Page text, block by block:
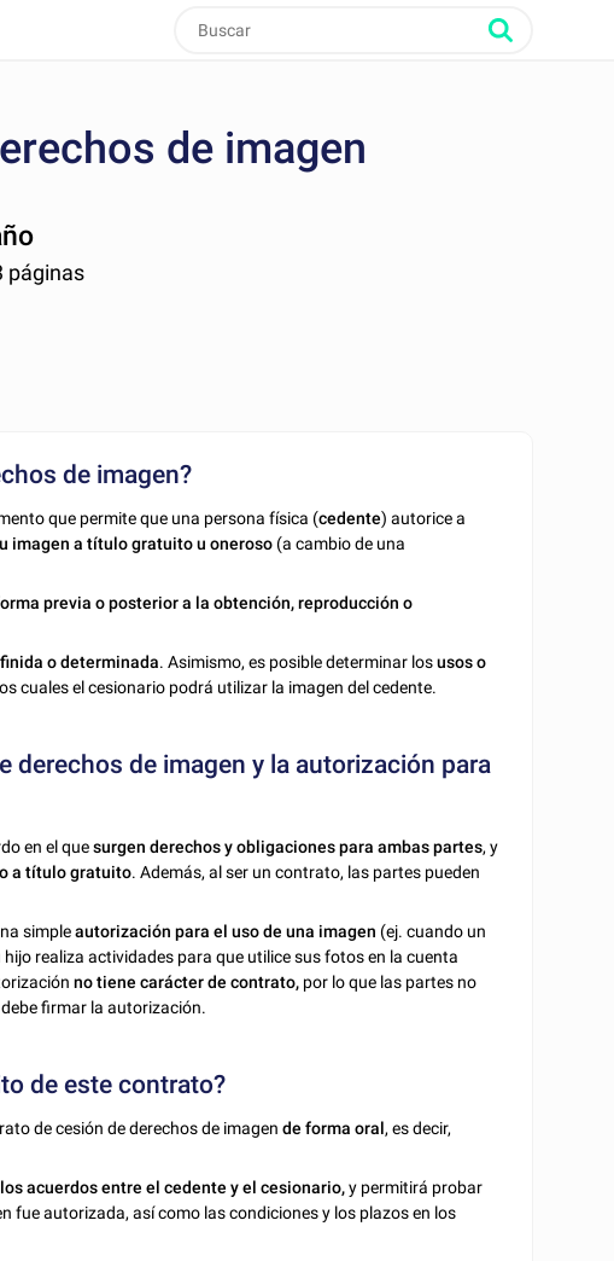
de imagen
páginas
de imagen?
que permite que una persona física (cedente) autorice a
imagen a título gratuito u oneroso (a cambio de una
previa o posteriora la obtención, reproducción o
o determinada. Asimismo, es posible determinar losusos o
cuales el cesionario podrá utilizar la imagen del cedente.
derechos de imagen y la autorización para
en el quesurgen derechos y obligaciones para ambas partes, y
a título gratuito. Además, al ser un contrato, las partes pueden
simpleautorización para el uso de una imagen (ej. cuando un
realiza actividades para que utilice sus fotos en la cuenta
no tiene carácter de contrato, por lo que las partes no
firmar la autorización.
de este contrato?
de cesión de derechos de imagende forma oral, es decir,
acuerdos entre el cedente y el cesionario,y permitirá probar
fue autorizada, así como las condiciones y los plazos en los